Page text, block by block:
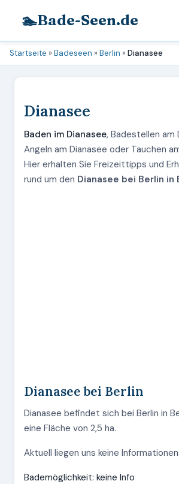
🏊Bade-Seen.de
Startseite »Badeseen »Berlin »Dianasee
Dianasee
Baden im Dianasee, Badestellen am
Angeln am Dianasee oder Tauchen
Hier erhalten Sie Freizeittipps und
rund um den Dianasee bei Berlin in
Dianasee bei Berlin
Dianasee befindet sich bei Berlin in
eine Fläche von 2,5 ha.
Aktuell liegen uns keine
Bademöglichkeit: keine Info